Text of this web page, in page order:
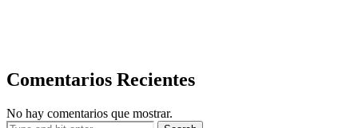
Comentarios Recientes
No hay comentarios que mostrar.